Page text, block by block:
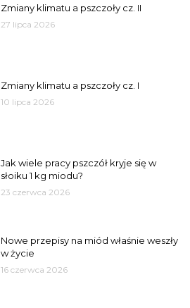
Zmiany klimatu a pszczoły cz. II
27 lipca 2026
Zmiany klimatu a pszczoły cz. I
10 lipca 2026
Jak wiele pracy pszczół kryje się w
słoiku 1 kg miodu?
23 czerwca 2026
Nowe przepisy na miód właśnie weszły
w życie
16 czerwca 2026